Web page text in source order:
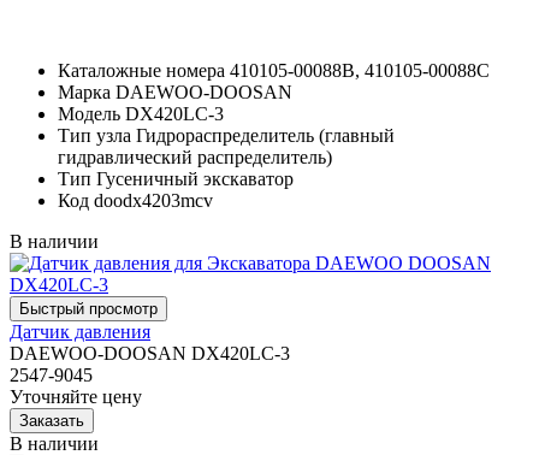
Каталожные номера 410105-00088B, 410105-00088C
Марка DAEWOO-DOOSAN
Модель DX420LC-3
Тип узла Гидрораспределитель (главный
гидравлический распределитель)
Тип Гусеничный экскаватор
Код doodx4203mcv
В наличии
Датчик давления
DAEWOO-DOOSAN DX420LC-3
2547-9045
Уточняйте цену
В наличии